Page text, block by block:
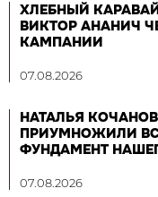
ХЛЕБНЫЙ
ВИКТОР АНАНИЧ
КАМПАНИИ
07.08.2026
НАТАЛЬЯ
ПРИУМНОЖИЛИ
ФУНДАМЕНТ
07.08.2026